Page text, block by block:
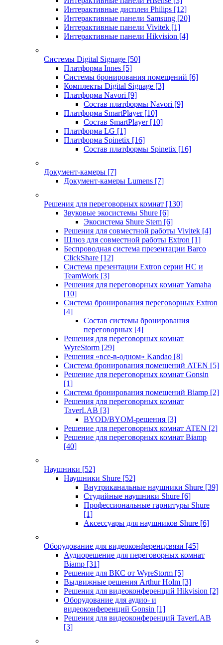
Интерактивные дисплеи Philips [12]
Интерактивные панели Samsung [20]
Интерактивные панели Vivitek [1]
Интерактивные панели Hikvision [4]
Системы Digital Signage [50]
Платформа Innes [5]
Системы бронирования помещений [6]
Комплекты Digital Signage [3]
Платформа Navori [9]
Состав платформы Navori [9]
Платформа SmartPlayer [10]
Состав SmartPlayer [10]
Платформа LG [1]
Платформа Spinetix [16]
Состав платформы Spinetix [16]
Документ-камеры [7]
Документ-камеры Lumens [7]
Решения для переговорных комнат [130]
Звуковые экосистемы Shure [6]
Экосистема Shure Stem [6]
Решения для совместной работы Vivitek [4]
Шлюз для совместной работы Extron [1]
Беспроводная система презентации Barco
ClickShare [12]
Система презентации Extron серии HC и
TeamWork [3]
Решения для переговорных комнат Yamaha
[10]
Система бронирования переговорных Extron
[4]
Состав системы бронирования
переговорных [4]
Решения для переговорных комнат
WyreStorm [29]
Решения «все-в-одном» Kandao [8]
Система бронирования помещений ATEN [5]
Решение для переговорных комнат Gonsin
[1]
Система бронирования помещений Biamp [2]
Решения для переговорных комнат
TaverLAB [3]
BYOD/BYOM-решения [3]
Решение для переговорных комнат ATEN [2]
Решение для переговорных комнат Biamp
[40]
Наушники [52]
Наушники Shure [52]
Внутриканальные наушники Shure [39]
Студийные наушники Shure [6]
Профессиональные гарнитуры Shure
[1]
Аксессуары для наушников Shure [6]
Оборудование для видеоконференцсвязи [45]
Аудиорешение для переговорных комнат
Biamp [31]
Решение для ВКС от WyreStorm [5]
Выдвижные решения Arthur Holm [3]
Решения для видеоконференций Hikvision [2]
Оборудование для аудио- и
видеоконференций Gonsin [1]
Решения для видеоконференций TaverLAB
[3]